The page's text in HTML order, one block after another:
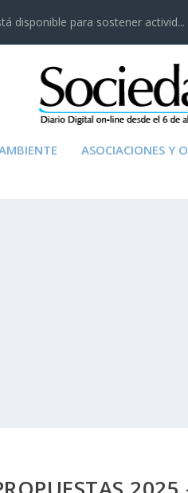
disponible para sostener activid...
ASOCIACIONES Y